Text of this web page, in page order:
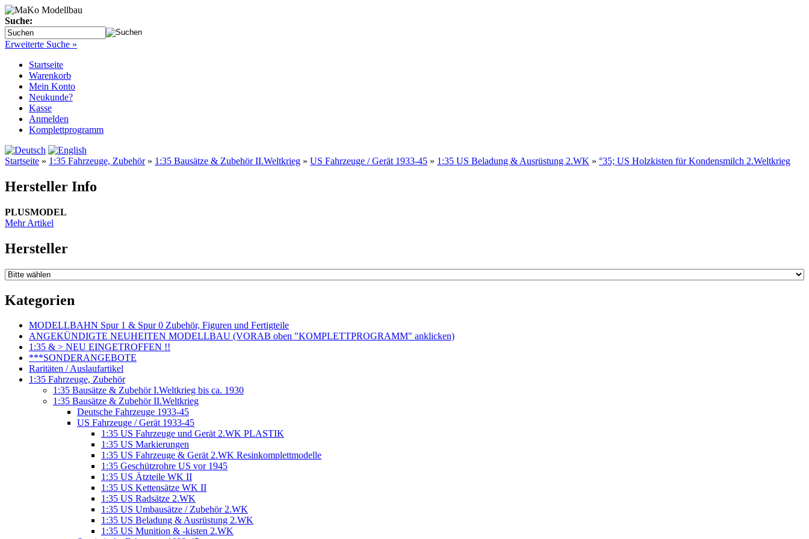
Suche:
Erweiterte Suche »
Startseite
Warenkorb
Mein Konto
Neukunde?
Kasse
Anmelden
Komplettprogramm
Startseite » 1:35 Fahrzeuge, Zubehör» 1:35 Bausätze & Zubehör II.Weltkrieg » US Fahrzeuge / Gerät 1933-45 » 1:35 US Beladung & Ausrüstung 2.WK » °35; US Holzkisten für Kondensmilch 2.Weltkrieg
Hersteller Info
PLUSMODEL
Mehr Artikel
Hersteller
Kategorien
MODELLBAHN Spur 1 & Spur 0 Zubehör, Figuren und Fertigteile
ANGEKÜNDIGTE NEUHEITEN MODELLBAU (VORAB oben "KOMPLETTPROGRAMM" anklicken)
1:35 & > NEU EINGETROFFEN !!
***SONDERANGEBOTE
Raritäten / Auslaufartikel
1:35 Fahrzeuge, Zubehör
1:35 Bausätze & Zubehör I.Weltkrieg bis ca. 1930
1:35 Bausätze & Zubehör II.Weltkrieg
Deutsche Fahrzeuge 1933-45
US Fahrzeuge / Gerät 1933-45
1:35 US Fahrzeuge und Gerät 2.WK PLASTIK
1:35 US Markierungen
1:35 US Fahrzeuge & Gerät 2.WK Resinkomplettmodelle
1:35 Geschützrohre US vor 1945
1:35 US Ätzteile WK II
1:35 US Kettensätze WK II
1:35 US Radsätze 2.WK
1:35 US Umbausätze / Zubehör 2.WK
1:35 US Beladung & Ausrüstung 2.WK
1:35 US Munition & -kisten 2.WK